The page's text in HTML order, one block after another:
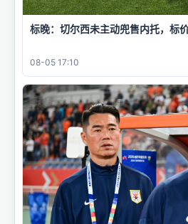
标晚：切尔西未主动兜售内托，标
08-05 17:10